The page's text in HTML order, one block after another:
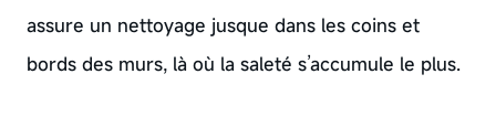
assure un nettoyage jusque dans les coins et
bords des murs, là où la saleté s’accumule le plus.